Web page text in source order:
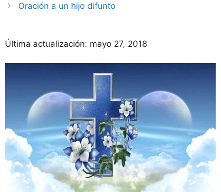
Oración a un hijo difunto
Última actualización: mayo 27, 2018